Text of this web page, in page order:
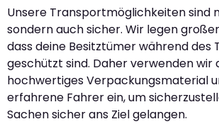
Unsere Transportmöglichkeiten sind
sondern auch sicher. Wir legen
dass deine Besitztümer während des
geschützt sind. Daher verwenden wir
hochwertiges Verpackungsmaterial
erfahrene Fahrer ein, um
Sachen sicher ans Ziel gelangen.